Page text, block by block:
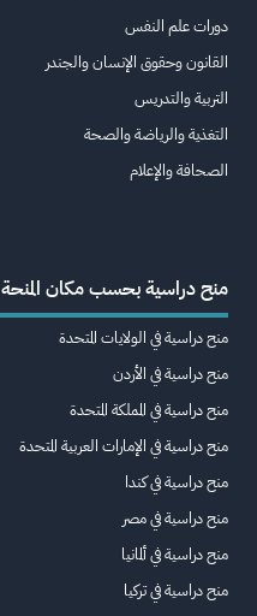
دورات علم النفس
القانون وحقوق الإنسان والجندر
التربية والتدريس
التغذية والرياضة والصحة
الصحافة والإعلام
منح دراسية بحسب مكان المنحة
منح دراسية في الولايات المتحدة
منح دراسية في الأردن
منح دراسية في المملكة المتحدة
منح دراسية في الإمارات العربية المتحدة
منح دراسية في كندا
منح دراسية في مصر
منح دراسية في ألمانيا
منح دراسية في تركيا